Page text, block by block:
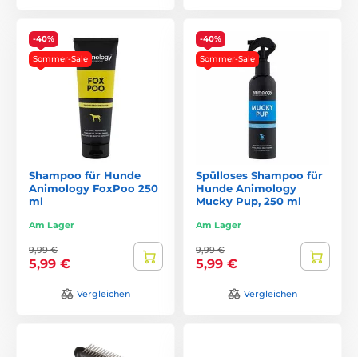
-40%
Sommer-Sale
Shampoo für Hunde
Animology FoxPoo 250
ml
Am Lager
9,99 €
5,99 €
Vergleichen
-40%
Sommer-Sale
Spülloses Shampoo für
Hunde Animology
Mucky Pup, 250 ml
Am Lager
9,99 €
5,99 €
Vergleichen